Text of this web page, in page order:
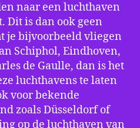
naar een luchthaven
Dit is dan ook geen
je bijvoorbeeld vliegen
Schiphol, Eindhoven,
de Gaulle, dan is het
luchthavens te laten
voor bekende
zoals Düsseldorf of
op de luchthaven van